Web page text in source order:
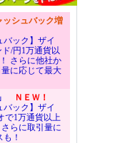
ッシュバック増
バック】ザイ
/円1万通貨以
さらに他社か
に応じて最大
ＮＥＷ！
バック】ザイ
で1万通貨以上
らに取引量に
！